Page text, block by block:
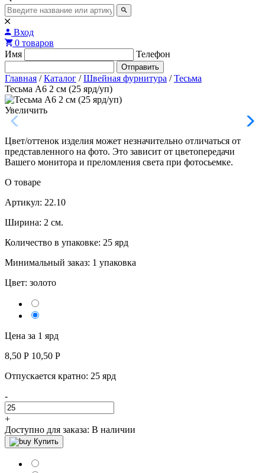
Вход
0 товаров
Имя
Телефон
Отправить
Главная / Каталог / Швейная фурнитура / Тесьма
Тесьма А6 2 см (25 ярд/уп)
Увеличить
Цвет/оттенок изделия может незначительно отличаться от
представленного на фото. Это зависит от цветопередачи
Вашего монитора и преломления света при фотосьемке.
О товаре
Артикул: 22.10
Ширина: 2 см.
Количество в упаковке: 25 ярд
Минимальный заказ: 1 упаковка
Цвет: золото
Цена за 1 ярд
8,50 Р 10,50 P
Отпускается кратно: 25 ярд
-
+
Доступно для заказа: В наличии
Купить